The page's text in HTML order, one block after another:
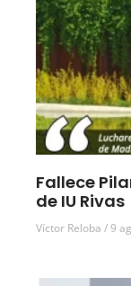
Fallece
de IU Rivas
Víctor Reloba 9